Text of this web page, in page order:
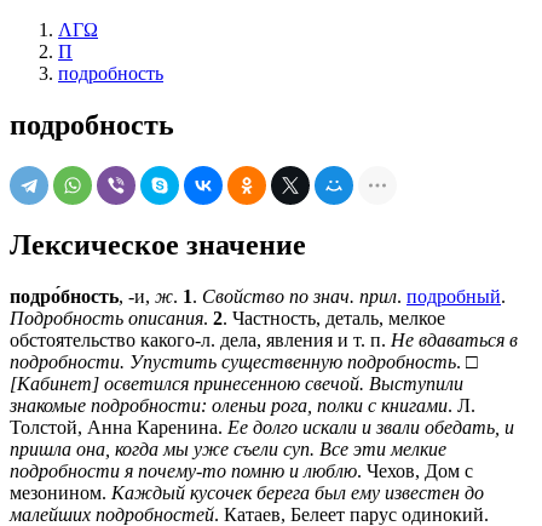
ΛΓΩ
П
подробность
подробность
Лексическое значение
подро́бность, -и, ж. 1. Свойство по знач. прил. подробный.
Подробность описания. 2. Частность, деталь, мелкое
обстоятельство какого-л. дела, явления и т. п. Не вдаваться в
подробности. Упустить существенную подробность. □
[Кабинет] осветился принесенною свечой. Выступили
знакомые подробности: оленьи рога, полки с книгами. Л.
Толстой, Анна Каренина. Ее долго искали и звали обедать, и
пришла она, когда мы уже съели суп. Все эти мелкие
подробности я почему-то помню и люблю. Чехов, Дом с
мезонином. Каждый кусочек берега был ему известен до
малейших подробностей. Катаев, Белеет парус одинокий.